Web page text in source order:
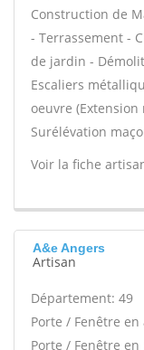
Construction de
- Terrassement -
de jardin -
Escaliers
oeuvre
Surélévation
Voir la fiche
A&e Angers
Artisan
Département: 49
Porte / Fenêtre
Porte / Fenêtre en